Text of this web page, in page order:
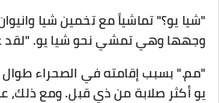
"شيا يو؟" تماشياً مع تخمين شيا
وجهها وهي تمشي نحو شيا يو. "لقد
"مم." بسبب إقامته في الصحراء طوال
يو أكثر صلابة من ذي قبل. ومع